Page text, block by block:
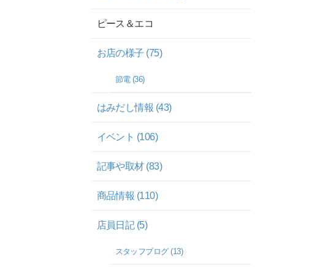
ピース＆エコ
お店の様子 (75)
節電 (36)
はみだし情報 (43)
イベント (106)
記事や取材 (83)
商品情報 (110)
店員日記 (5)
スタッフブログ (13)